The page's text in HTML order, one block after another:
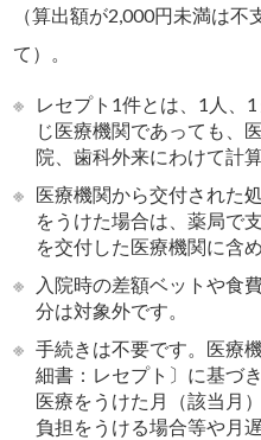
（算出額が2,000円未満は
て）。
※
レセプト1件とは、1人、
じ医療機関であっても、
院、歯科外来にわけて計
※ 医療機関から交付された
をうけた場合は、薬局で
を交付した医療機関に含
※
入院時の差額ベットや食
分は対象外です。
※ 手続きは不要です。医療
細書：レセプト〕に基づ
医療をうけた月（該当月
負担をうける場合等や月